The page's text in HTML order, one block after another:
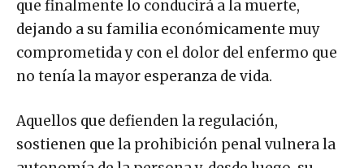
que finalmente lo conducirá a la muerte,
dejando a su familia económicamente muy
comprometida y con el dolor del enfermo que
no tenía la mayor esperanza de vida.
Aquellos que defienden la regulación,
sostienen que la prohibición penal vulnera la